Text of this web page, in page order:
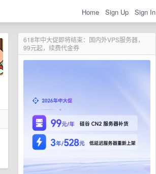
Home Sign Up Sign In
618年中大促即将结束：国内外VPS服务器，
99元起，续费代金券